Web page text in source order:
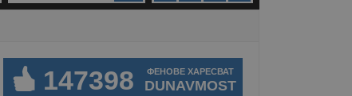
147398 ФЕНОВЕ ХАРЕСВАТ
DUNAVMOST